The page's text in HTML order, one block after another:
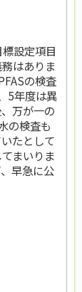
設定項目
はありま
の検査
5年度は異
万が一の
の検査も
たとして
まいりま
早急に公